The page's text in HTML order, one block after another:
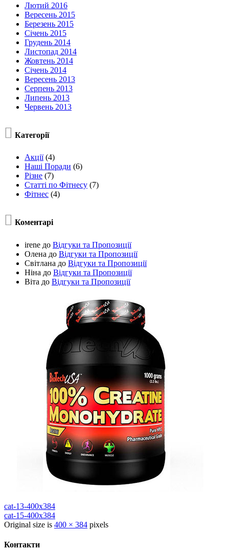
Лютий 2016
Вересень 2015
Березень 2015
Січень 2015
Грудень 2014
Листопад 2014
Жовтень 2014
Січень 2014
Вересень 2013
Серпень 2013
Липень 2013
Червень 2013
 Категорії
Акції(4)
Наші Поради (6)
Різне (7)
Статті по Фітнесу (7)
Фітнес (4)
 Коментарі
irene до Відгуки та Пропозиції
Олена до Відгуки та Пропозиції
Світлана до Відгуки та Пропозиції
Ніна до Відгуки та Пропозиції
Віта до Відгуки та Пропозиції
cat-13-400x384
cat-15-400x384
Original size is 400 × 384 pixels
Контакти